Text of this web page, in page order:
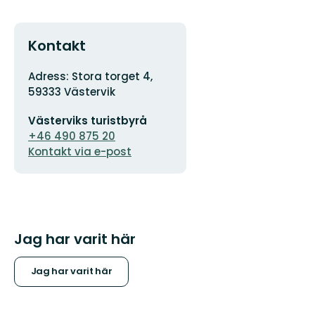
Kontakt
Adress
Adress: Stora torget 4,
59333 Västervik
postadress
Västerviks turistbyrå
+46 490 875 20
Kontakt via e-post
Jag har varit här
Jag har varit här